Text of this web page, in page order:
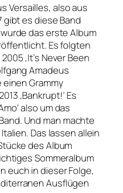
Versailles, also aus
gibt es diese Band
das erste Album
Es folgten
‚It’s Never Been
Amadeus
einen Grammy
‚Bankrupt!‘ Es
also um das
Und man machte
Das lassen allein
des Album
Sommeralbum
euch in dieser Folge,
Ausflügen